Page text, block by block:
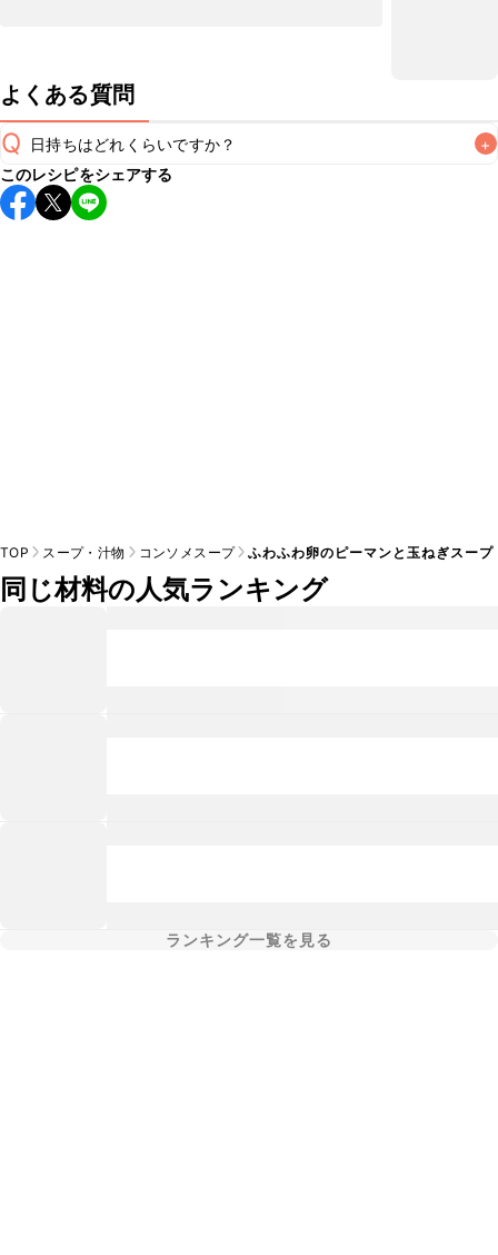
よくある質問
Q 日持ちはどれくらいですか？ +
保存期間は冷蔵で翌日中が目安です。なるべくお早めにお召
し上がりください。
このレシピをシェアする
TOP スープ・汁物 コンソメスープ ふわふわ卵のピーマンと玉ねぎスープ
同じ材料の人気ランキング
ランキング一覧を見る